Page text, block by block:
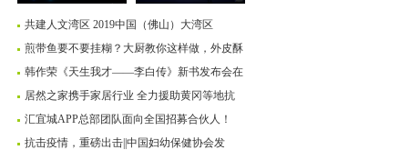
共建人文湾区 2019中国（佛山）大湾区
煎带鱼要不要挂糊？大厨教你这样做，外皮酥
韩作荣《天生我才——李白传》新书发布会在
居然之家携手家居行业 全力援助黄冈等地抗
汇宜城APP总部团队面向全国招募合伙人！
抗击疫情，重磅出击||中国妇幼保健协会发